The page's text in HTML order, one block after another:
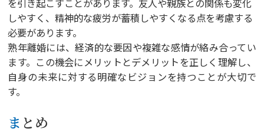
を引き起こすことがあります。友人や親族との関係も変化
しやすく、精神的な疲労が蓄積しやすくなる点を考慮する
必要があります。
熟年離婚には、経済的な要因や複雑な感情が絡み合ってい
ます。この機会にメリットとデメリットを正しく理解し、
自身の未来に対する明確なビジョンを持つことが大切で
す。
まとめ